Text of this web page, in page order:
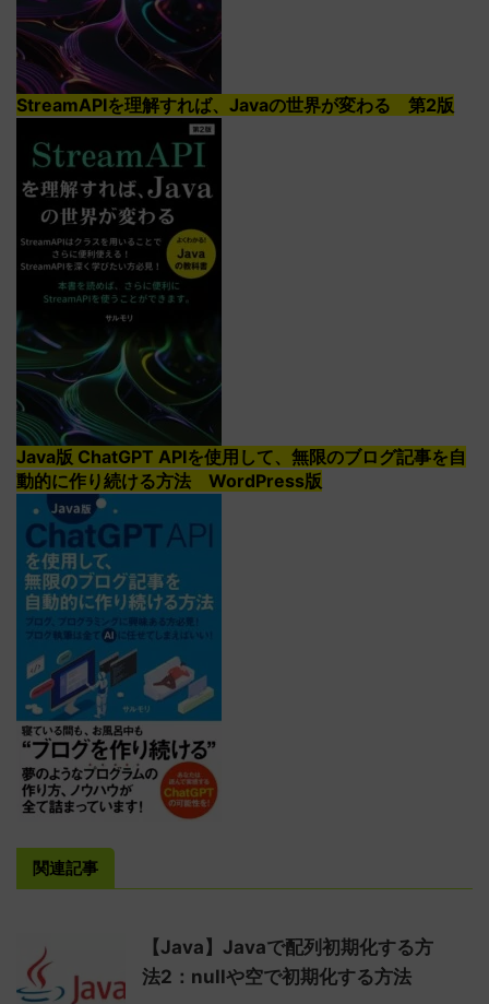
StreamAPIを理解すれば、Javaの世界が変わる 第2版
Java版 ChatGPT APIを使用して、無限のブログ記事を自
動的に作り続ける方法 WordPress版
関連記事
【Java】Javaで配列初期化する方
法2：nullや空で初期化する方法